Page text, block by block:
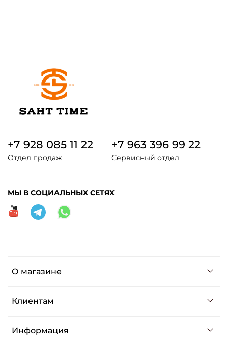
О магазине
Клиентам
Информация
+7 928 085 11 22
Отдел продаж
+7 963 396 99 22
Сервисный отдел
МЫ В СОЦИАЛЬНЫХ СЕТЯХ